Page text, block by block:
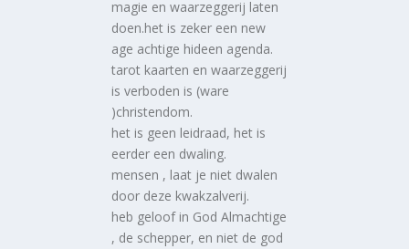
magie en waarzeggerij laten
doen.het is zeker een new
age achtige hideen agenda.
tarot kaarten en waarzeggerij
is verboden is (ware
)christendom.
het is geen leidraad, het is
eerder een dwaling.
mensen , laat je niet dwalen
door deze kwakzalverij.
heb geloof in God Almachtige
, de schepper, en niet de god